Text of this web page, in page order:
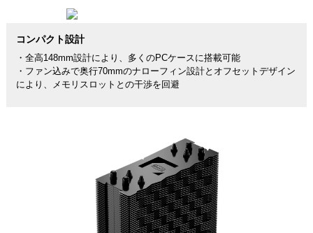
コンパクト設計
・全高148mm設計により、多くのPCケースに搭載可能
・ファン込みで奥行70mmのナローフィン設計とオフセットデザイン
により、メモリスロットとの干渉を回避